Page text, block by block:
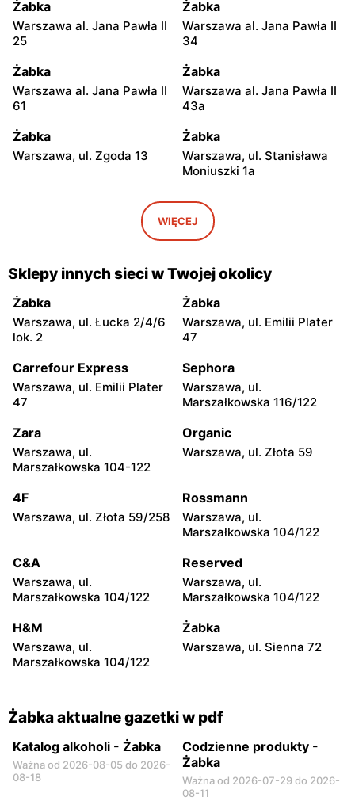
Żabka
Warszawa al. Jana Pawła II
25
Żabka
Warszawa al. Jana Pawła II
34
Żabka
Warszawa al. Jana Pawła II
61
Żabka
Warszawa al. Jana Pawła II
43a
Żabka
Warszawa, ul. Zgoda 13
Żabka
Warszawa, ul. Stanisława
Moniuszki 1a
Świętokrzyska 0 Stacja
Żabka
Warszawa, ul. Grzybowska
5
Żabka
Łódź, ul. Żurawia 14
Żabka
Warszawa, ul. Żurawia 18
Żabka Żabka
104
Żabka
2
Żabka
Żabka
Chałubińskiego 8
Żabka
Żabka
4
Żabka
Żabka Żabka
Żabka
Warszawa, ul. Prosta 2/14
Żabka
WIĘCEJ
Sklepy innych sieci w Twojej okolicy
Żabka
Warszawa, ul. Łucka 2/4/6
lok. 2
Żabka
Warszawa, ul. Emilii Plater
47
Carrefour Express
Warszawa, ul. Emilii Plater
47
Sephora
Warszawa, ul.
Marszałkowska 116/122
Zara
Warszawa, ul.
Marszałkowska 104-122
Organic
Warszawa, ul. Złota 59
4F
Warszawa, ul. Złota 59/258
Rossmann
Warszawa, ul.
Marszałkowska 104/122
C&A
Warszawa, ul.
Marszałkowska 104/122
Reserved
Warszawa, ul.
Marszałkowska 104/122
H&M
Warszawa, ul.
Marszałkowska 104/122
Żabka
Warszawa, ul. Sienna 72
Żabka aktualne gazetki w pdf
Katalog alkoholi - Żabka
Ważna od 2026-08-05 do 2026-
08-18
Codzienne produkty -
Żabka
Ważna od 2026-07-29 do 2026-
08-11